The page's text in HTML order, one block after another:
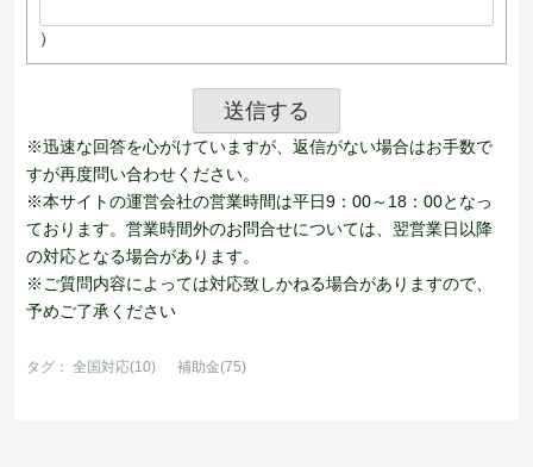
）
※迅速な回答を心がけていますが、返信がない場合はお手数で
すが再度問い合わせください。
※本サイトの運営会社の営業時間は平日9：00～18：00となっ
ております。営業時間外のお問合せについては、翌営業日以降
の対応となる場合があります。
※ご質問内容によっては対応致しかねる場合がありますので、
予めご了承ください
タグ： 全国対応(10) 補助金(75)